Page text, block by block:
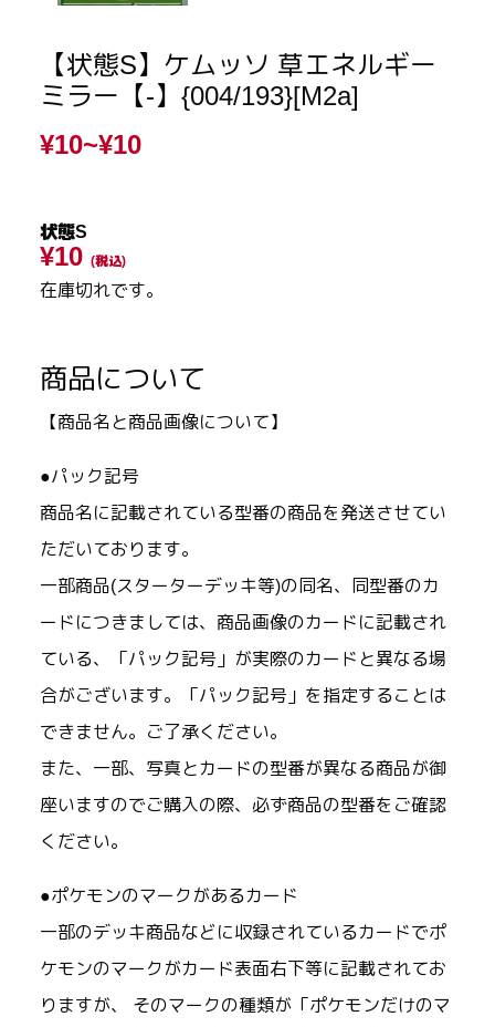
【状態S】ケムッソ 草エネルギー
ミラー【-】{004/193}[M2a]
¥10~¥10
状態S
¥10 (税込)
在庫切れです。
商品について
【商品名と商品画像について】
●パック記号
商品名に記載されている型番の商品を発送させてい
ただいております。
一部商品(スターターデッキ等)の同名、同型番のカ
ードにつきましては、商品画像のカードに記載され
ている、「パック記号」が実際のカードと異なる場
合がございます。「パック記号」を指定することは
できません。ご了承ください。
また、一部、写真とカードの型番が異なる商品が御
座いますのでご購入の際、必ず商品の型番をご確認
ください。
●ポケモンのマークがあるカード
一部のデッキ商品などに収録されているカードでポ
ケモンのマークがカード表面右下等に記載されてお
りますが、 そのマークの種類が「ポケモンだけのマ